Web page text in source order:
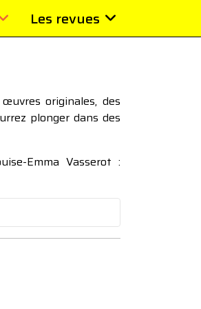
Les revues
originales, des
plonger dans des
Emma Vasserot :